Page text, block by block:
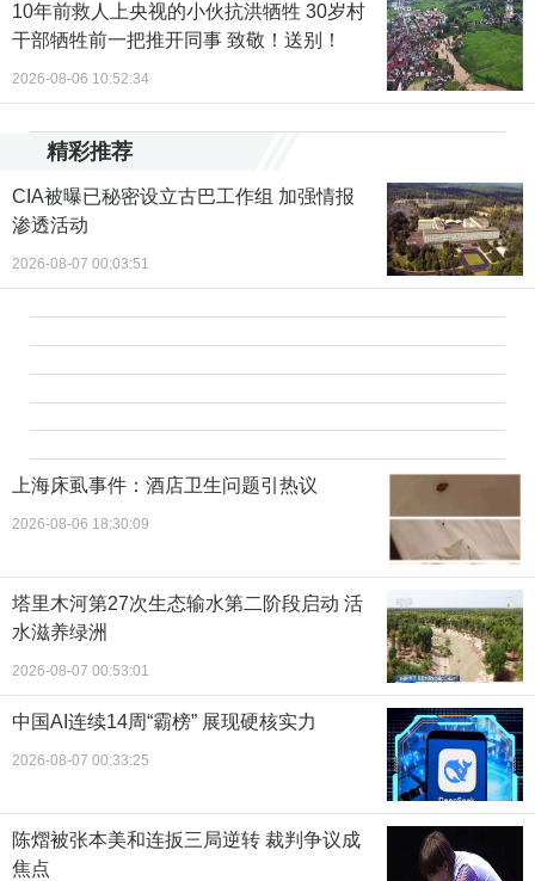
10年前救人上央视的小伙抗洪牺牲 30岁村
干部牺牲前一把推开同事 致敬！送别！
2026-08-06 10:52:34
精彩推荐
CIA被曝已秘密设立古巴工作组 加强情报
渗透活动
2026-08-07 00:03:51
上海床虱事件：酒店卫生问题引热议
2026-08-06 18:30:09
塔里木河第27次生态输水第二阶段启动 活
水滋养绿洲
2026-08-07 00:53:01
中国AI连续14周“霸榜” 展现硬核实力
2026-08-07 00:33:25
陈熠被张本美和连扳三局逆转 裁判争议成
焦点